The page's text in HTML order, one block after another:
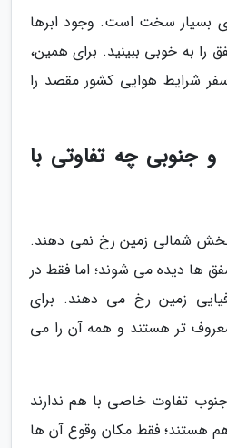
بسیار سخت است. وجود ابرها
را به خوبی ببینید. برای همین،
شرایط هوایی کشور مقصد را
جنوبی چه تفاوتی با
شمالی زمین رخ نمی دهند.
ها دیده می شوند؛ اما فقط در
زمین رخ می دهند. برای
تر هستند و همه آن را می
تفاوت خاصی با هم ندارند
هستند؛ فقط مکان وقوع آن ها